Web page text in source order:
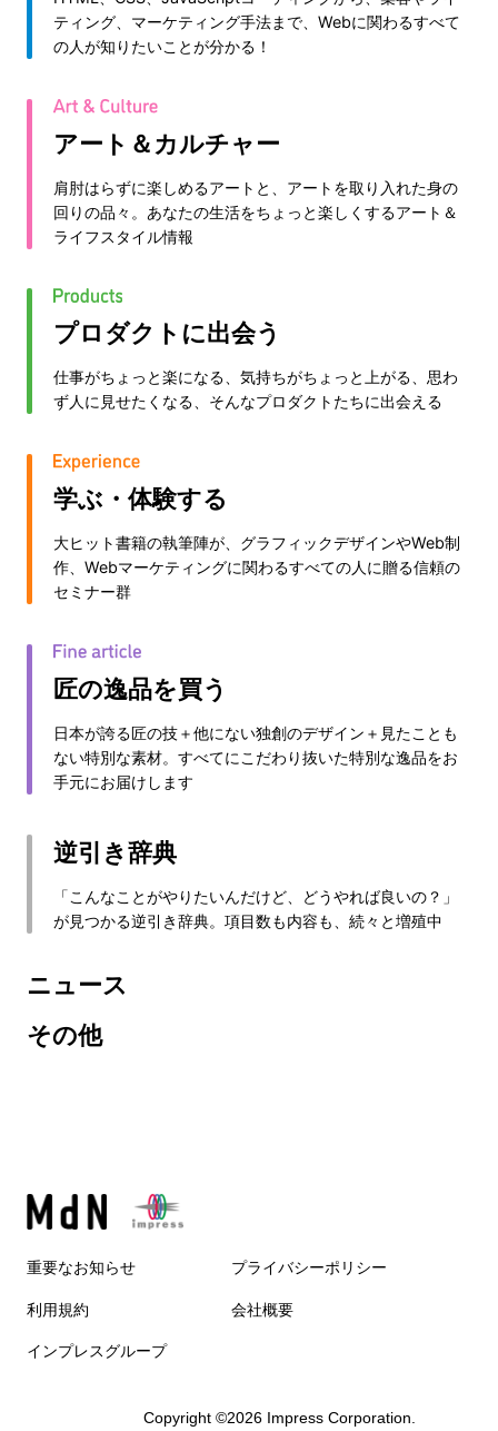
ティング、マーケティング手法まで、Webに関わるすべて
の人が知りたいことが分かる！
アート＆カルチャー
肩肘はらずに楽しめるアートと、アートを取り入れた身の
回りの品々。あなたの生活をちょっと楽しくするアート＆
ライフスタイル情報
プロダクトに出会う
仕事がちょっと楽になる、気持ちがちょっと上がる、思わ
ず人に見せたくなる、そんなプロダクトたちに出会える
学ぶ・体験する
大ヒット書籍の執筆陣が、グラフィックデザインやWeb制
作、Webマーケティングに関わるすべての人に贈る信頼の
セミナー群
匠の逸品を買う
日本が誇る匠の技＋他にない独創のデザイン＋見たことも
ない特別な素材。すべてにこだわり抜いた特別な逸品をお
手元にお届けします
逆引き辞典
「こんなことがやりたいんだけど、どうやれば良いの？」
が見つかる逆引き辞典。項目数も内容も、続々と増殖中
ニュース
その他
重要なお知らせ プライバシーポリシー
利用規約 会社概要
インプレスグループ